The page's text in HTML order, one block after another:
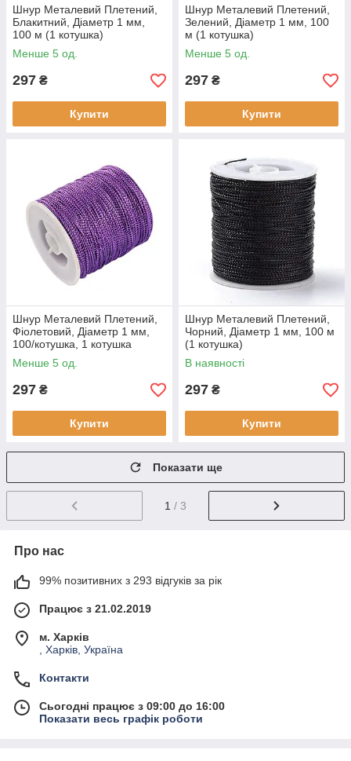
Шнур Металевий Плетений,
Блакитний, Діаметр 1 мм,
100 м (1 котушка)
Менше 5 од.
297 ₴
Купити
Шнур Металевий Плетений,
Зелений, Діаметр 1 мм, 100
м (1 котушка)
Менше 5 од.
297 ₴
Купити
Шнур Металевий Плетений,
Фіолетовий, Діаметр 1 мм,
100/котушка, 1 котушка
Менше 5 од.
297 ₴
Купити
Шнур Металевий Плетений,
Чорний, Діаметр 1 мм, 100 м
(1 котушка)
В наявності
297 ₴
Купити
Показати ще
1 / 3
Про нас
99% позитивних з 293 відгуків за рік
Працює з 21.02.2019
м. Харків
, Харків, Україна
Контакти
Сьогодні працює з 09:00 до 16:00
Показати весь графік роботи